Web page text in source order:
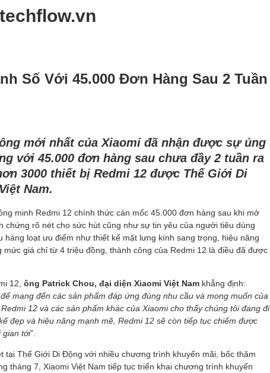
techflow.vn
Số Với 45.000 Đơn Hàng Sau 2 Tuần
mới nhất của Xiaomi đã nhận được sự ủng
với 45.000 đơn hàng sau chưa đầy 2 tuần ra
3000 thiết bị Redmi 12 được Thế Giới Di
Nam.
minh Redmi 12 chính thức cán mốc 45.000 đơn hàng sau khi mở
chứng rõ nét cho sức hút cũng như sự tin yêu của người tiêu dùng
hàng loạt ưu điểm như thiết kế mặt lưng kính sang trọng, hiệu năng
mức giá chỉ từ 4 triệu đồng, thành công của Redmi 12 là điều đã được
12, ông Patrick Chou, đại diện Xiaomi Việt Nam khẳng định:
mang đến các sản phẩm đáp ứng đúng nhu cầu và mong muốn của
12 và các sản phẩm khác của Xiaomi cho thấy chúng tôi đang đi
đẹp và hiệu năng mạnh mẽ, Redmi 12 sẽ còn tiếp tục chiếm được
gian tới”.
tại Thế Giới Di Động với nhiều chương trình khuyến mãi, bốc thăm
tháng 7, Xiaomi Việt Nam tiếp tục triển khai chương trình khuyến